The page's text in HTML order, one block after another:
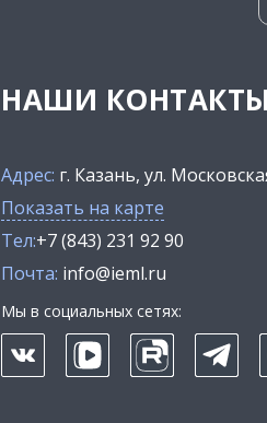
НАШИ
Адрес: г. Казань, ул.
Показать на карте
Тел:+7 (843) 231 92 90
Почта: info@ieml.ru
Мы в социальных сетях: